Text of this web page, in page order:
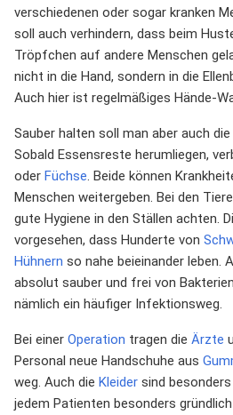
verschiedenen oder sogar kranken
soll auch verhindern, dass beim
Tröpfchen auf andere Menschen
nicht in die Hand, sondern in die
Auch hier ist regelmäßiges Hände-
Sauber halten soll man aber auch die
Sobald Essensreste herumliegen,
oder Füchse . Beide können
Menschen weitergeben. Bei den
gute Hygiene in den Ställen achten.
vorgesehen, dass Hunderte von
Hühnern so nahe beieinander leben.
absolut sauber und frei von
nämlich ein häufiger Infektionsweg.
Bei einer Operation tragen die Ärzte
Personal neue Handschuhe aus
weg. Auch die Kleider sind
jedem Patienten besonders